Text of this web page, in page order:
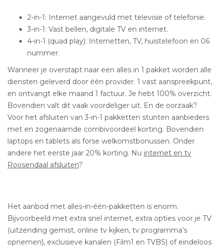
2-in-1: Internet aangevuld met televisie of telefonie.
3-in-1: Vast bellen, digitale TV en internet.
4-in-1 (quad play): Internetten, TV, huistelefoon en 06
nummer.
Wanneer je overstapt naar een alles in 1 pakket worden alle
diensten geleverd door één provider. 1 vast aanspreekpunt,
en ontvangt elke maand 1 factuur. Je hebt 100% overzicht.
Bovendien valt dit vaak voordeliger uit. En de oorzaak?
Voor het afsluiten van 3-in-1 pakketten stunten aanbieders
met en zogenaamde combivoordeel korting. Bovendien
laptops en tablets als forse welkomstbonussen. Onder
andere het eerste jaar 20% korting. Nu internet en tv
Roosendaal afsluiten?
Het aanbod met alles-in-één-pakketten is enorm.
Bijvoorbeeld met extra snel internet, extra opties voor je TV
(uitzending gemist, online tv kijken, tv programma’s
opnemen), exclusieve kanalen (Film1 en TVBS) of eindeloos